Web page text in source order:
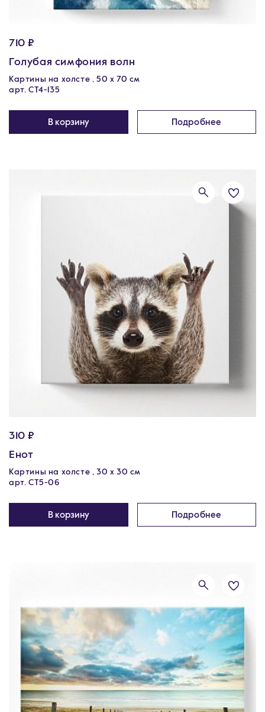
710 ₽
Голубая симфония волн
Картины на холсте , 50 х 70 см
арт. CT4-135
В корзину Подробнее
310 ₽
Енот
Картины на холсте , 30 x 30 см
арт. CT5-06
В корзину Подробнее